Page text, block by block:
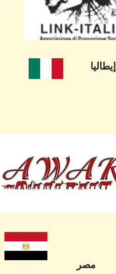
إيطاليا
مصر